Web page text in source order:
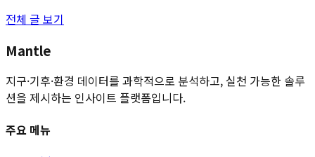
전체 글 보기
Mantle
지구·기후·환경 데이터를 과학적으로 분석하고, 실천 가능한 솔루
션을 제시하는 인사이트 플랫폼입니다.
주요 메뉴